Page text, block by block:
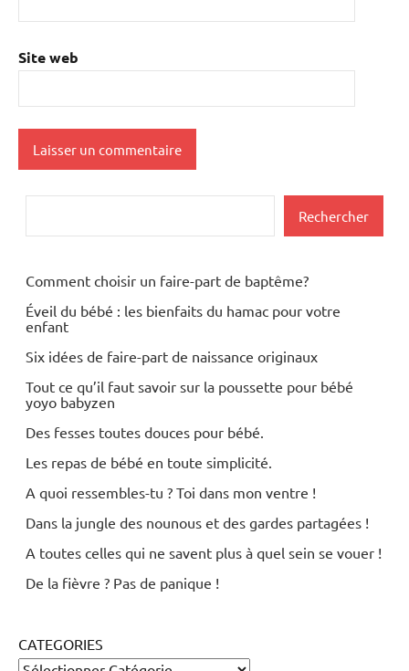
Site web
Rechercher
Comment choisir un faire-part de baptême?
Éveil du bébé : les bienfaits du hamac pour votre
enfant
Six idées de faire-part de naissance originaux
Tout ce qu’il faut savoir sur la poussette pour bébé
yoyo babyzen
Des fesses toutes douces pour bébé.
Les repas de bébé en toute simplicité.
A quoi ressembles-tu ? Toi dans mon ventre !
Dans la jungle des nounous et des gardes partagées !
A toutes celles qui ne savent plus à quel sein se vouer !
De la fièvre ? Pas de panique !
CATEGORIES